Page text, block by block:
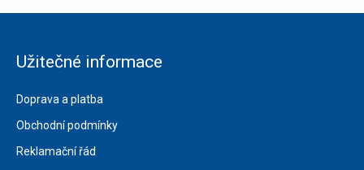
Užitečné informace
Doprava a platba
Obchodní podmínky
Reklamační řád